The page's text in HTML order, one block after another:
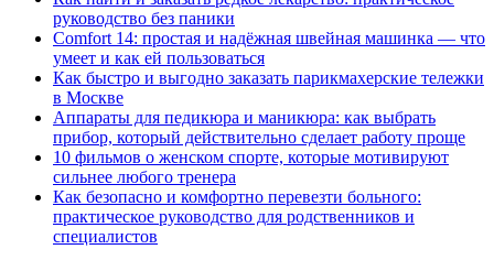
руководство без паники
Comfort 14: простая и надёжная швейная машинка — что
умеет и как ей пользоваться
Как быстро и выгодно заказать парикмахерские тележки
в Москве
Аппараты для педикюра и маникюра: как выбрать
прибор, который действительно сделает работу проще
10 фильмов о женском спорте, которые мотивируют
сильнее любого тренера
Как безопасно и комфортно перевезти больного:
практическое руководство для родственников и
специалистов